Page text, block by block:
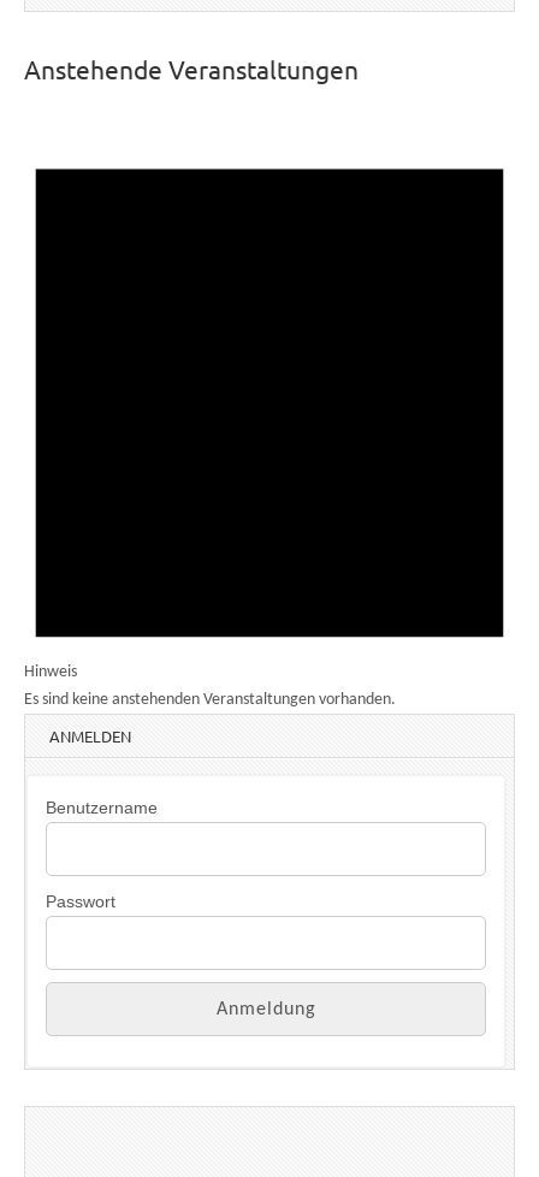
Anstehende Veranstaltungen
Hinweis
Es sind keine anstehenden Veranstaltungen vorhanden.
ANMELDEN
Benutzername
Passwort